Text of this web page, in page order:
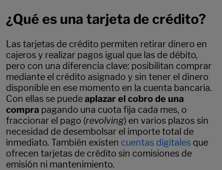
¿Qué es una tarjeta de crédito?
Las tarjetas de crédito permiten retirar dinero en
cajeros y realizar pagos igual que las de débito,
pero con una diferencia clave: posibilitan comprar
mediante el crédito asignado y sin tener el dinero
disponible en ese momento en la cuenta bancaria.
Con ellas se puedeaplazar el cobro de una
compra pagando una cuota fija cada mes, o
fraccionar el pago (revolving) en varios plazos sin
necesidad de desembolsar el importe total de
inmediato. También existen cuentas digitales que
ofrecen tarjetas de crédito sin comisiones de
emisión ni mantenimiento.